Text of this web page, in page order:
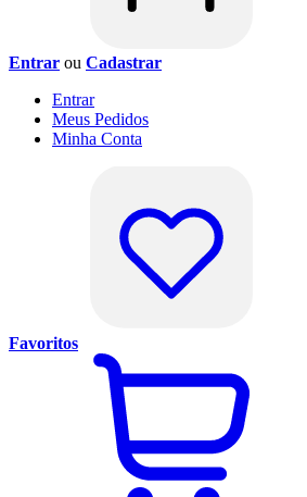
Entrar ou Cadastrar
Entrar
Meus Pedidos
Minha Conta
Favoritos